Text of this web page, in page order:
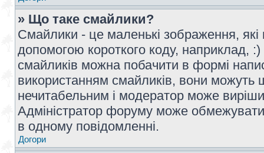
» Що таке смайлики?
Смайлики - це маленькі зображення, які
допомогою короткого коду, наприклад,
смайликів можна побачити в формі
використанням смайликів, вони
нечитабельним і модератор може
Адміністратор форуму може обмежувати
в одному повідомленні.
Догори